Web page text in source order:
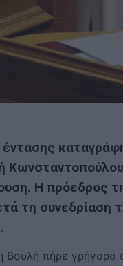
Κωνσταντοπούλου
Η πρόεδρος
τη συνεδρίαση
Βουλή πήρε